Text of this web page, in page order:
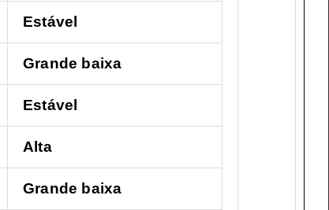
Estável
Grande baixa
Estável
Alta
Grande baixa